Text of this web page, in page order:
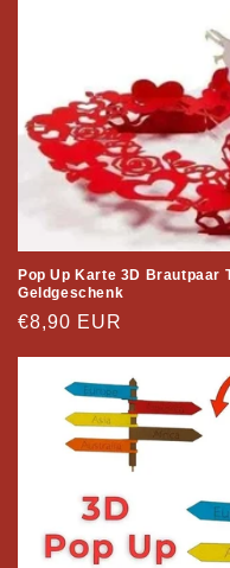
Pop Up Karte 3D Brautpaar
Geldgeschenk
Normaler
€8,90 EUR